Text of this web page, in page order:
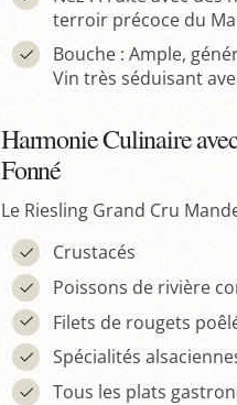
terroir précoce du
Bouche : Ample,
Vin très séduisant
Harmonie Culinaire
Fonné
Le Riesling Grand Cru
Crustacés
Poissons de rivière
Filets de rougets
Spécialités
Tous les plats